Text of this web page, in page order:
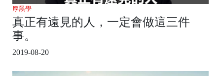
厚黑學
真正有遠見的人，一定會做這三件
事。
2019-08-20